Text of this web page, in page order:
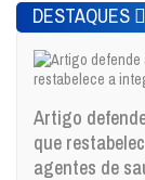
DESTAQUES
Artigo
que
agentes de